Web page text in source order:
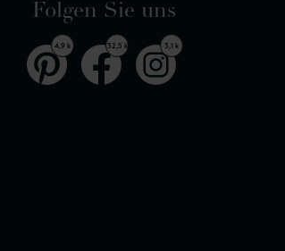
Folgen Sie uns
4,9 k 32,5 k 3,1 k